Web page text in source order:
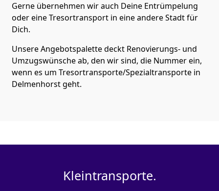
Gerne übernehmen wir auch Deine Entrümpelung
oder eine Tresortransport in eine andere Stadt für
Dich.
Unsere Angebotspalette deckt Renovierungs- und
Umzugswünsche ab, den wir sind, die Nummer ein,
wenn es um Tresortransporte/Spezialtransporte in
Delmenhorst geht.
Kleintransporte.